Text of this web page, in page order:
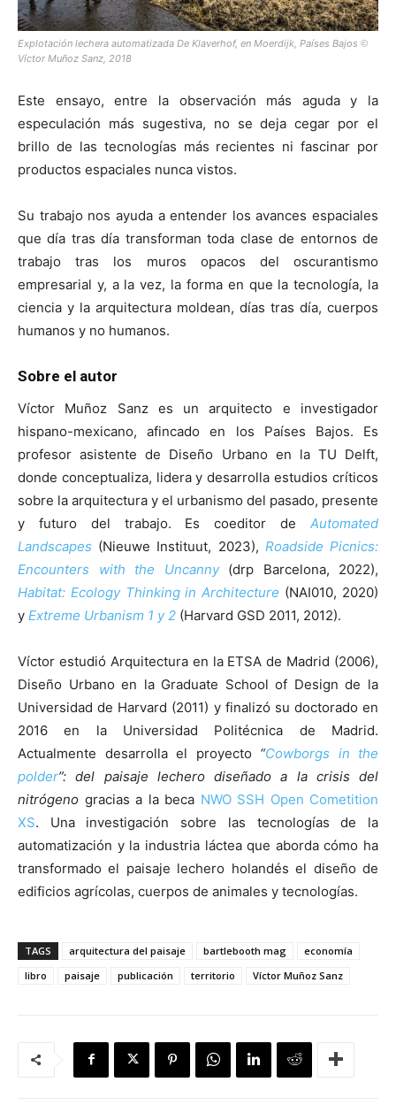
Explotación lechera automatizada De Klaverhof, en Moerdijk, Países Bajos ©
Víctor Muñoz Sanz, 2018
Este ensayo, entre la observación más aguda y la
especulación más sugestiva, no se deja cegar por el
brillo de las tecnologías más recientes ni fascinar por
productos espaciales nunca vistos.
Su trabajo nos ayuda a entender los avances espaciales
que día tras día transforman toda clase de entornos de
trabajo tras los muros opacos del oscurantismo
empresarial y, a la vez, la forma en que la tecnología, la
ciencia y la arquitectura moldean, días tras día, cuerpos
humanos y no humanos.
Sobre el autor
Víctor Muñoz Sanz es un arquitecto e investigador
hispano-mexicano, afincado en los Países Bajos. Es
profesor asistente de Diseño Urbano en la TU Delft,
donde conceptualiza, lidera y desarrolla estudios críticos
sobre la arquitectura y el urbanismo del pasado, presente
y futuro del trabajo. Es coeditor de Automated
Landscapes (Nieuwe Instituut, 2023), Roadside Picnics:
Encounters with the Uncanny(drp Barcelona, 2022),
Habitat: Ecology Thinking in Architecture (NAI010, 2020)
y Extreme Urbanism 1 y 2 (Harvard GSD 2011, 2012).
Víctor estudió Arquitectura en la ETSA de Madrid (2006),
Diseño Urbano en la Graduate School of Design de la
Universidad de Harvard (2011) y finalizó su doctorado en
2016 en la Universidad Politécnica de Madrid.
Actualmente desarrolla el proyecto “Cowborgs in the
polder”: del paisaje lechero diseñado a la crisis del
nitrógeno gracias a la beca NWO SSH Open Cometition
XS. Una investigación sobre las tecnologías de la
automatización y la industria láctea que aborda cómo ha
transformado el paisaje lechero holandés el diseño de
edificios agrícolas, cuerpos de animales y tecnologías.
TAGS arquitectura del paisaje bartlebooth mag
economía
libro
paisaje publicación territorio Víctor Muñoz Sanz